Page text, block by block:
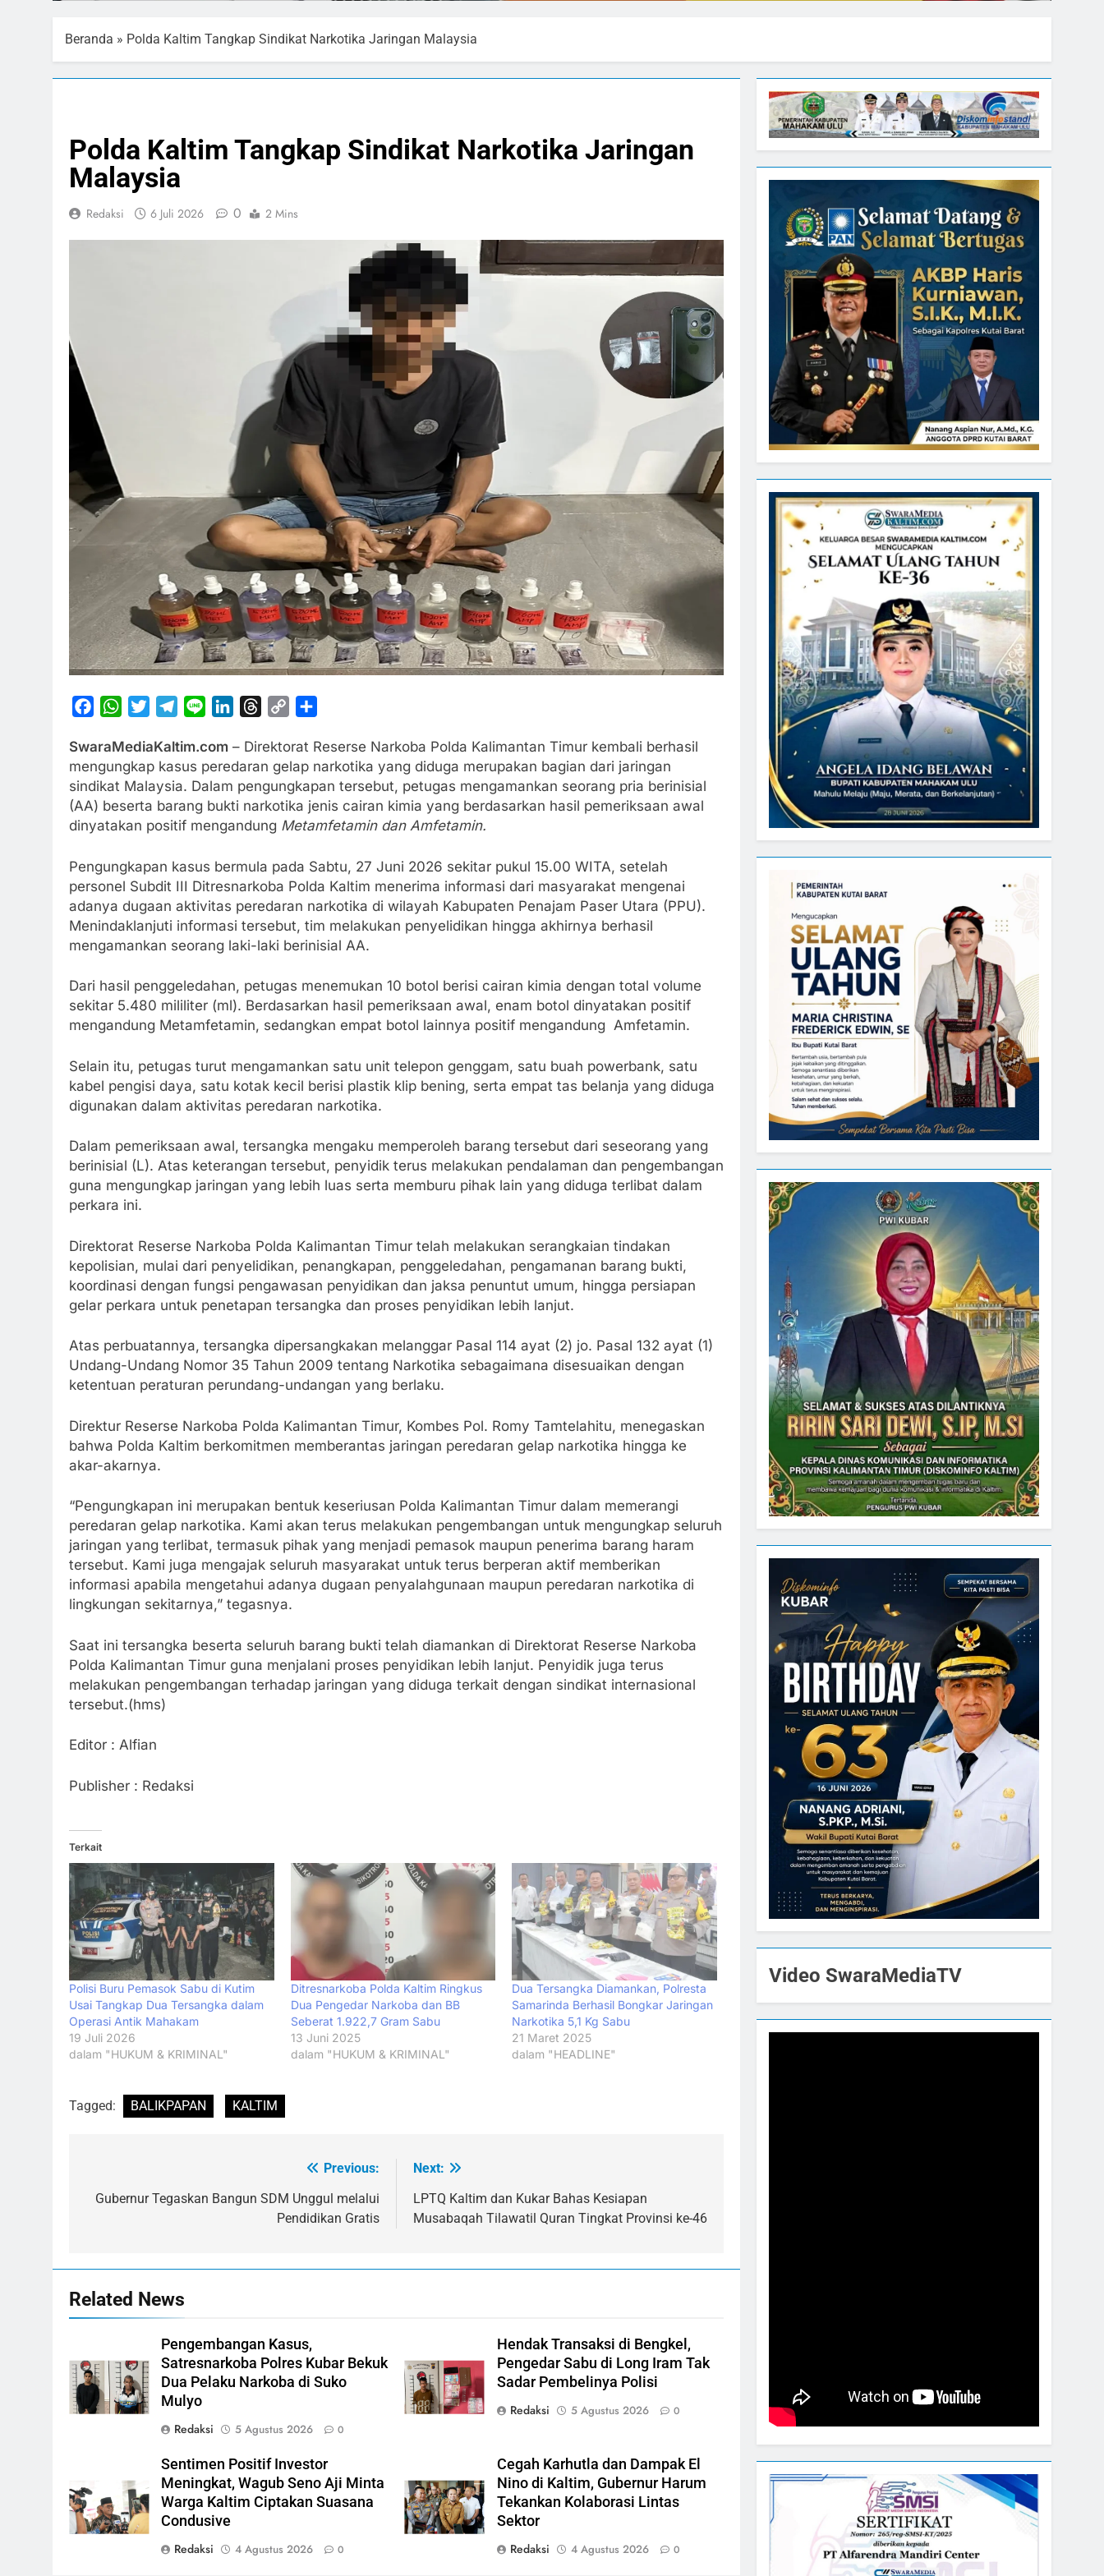
Beranda » Polda Kaltim Tangkap Sindikat Narkotika Jaringan Malaysia
Polda Kaltim Tangkap Sindikat Narkotika Jaringan
Malaysia
Redaksi 6 Juli 2026 0 2 Mins
FacebookWhatsApp
TwitterTelegram
Line LinkedInThreads
Copy
SwaraMediaKaltim.com – Direktorat Reserse Narkoba Polda Kalimantan Timur kembali berhasil
mengungkap kasus peredaran gelap narkotika yang diduga merupakan bagian dari jaringan
sindikat Malaysia. Dalam pengungkapan tersebut, petugas mengamankan seorang pria berinisial
(AA) beserta barang bukti narkotika jenis cairan kimia yang berdasarkan hasil pemeriksaan awal
dinyatakan positif mengandung Metamfetamin dan Amfetamin.
Pengungkapan kasus bermula pada Sabtu, 27 Juni 2026 sekitar pukul 15.00 WITA, setelah
personel Subdit III Ditresnarkoba Polda Kaltim menerima informasi dari masyarakat mengenai
adanya dugaan aktivitas peredaran narkotika di wilayah Kabupaten Penajam Paser Utara (PPU).
Menindaklanjuti informasi tersebut, tim melakukan penyelidikan hingga akhirnya berhasil
mengamankan seorang laki-laki berinisial AA.
Dari hasil penggeledahan, petugas menemukan 10 botol berisi cairan kimia dengan total volume
sekitar 5.480 mililiter (ml). Berdasarkan hasil pemeriksaan awal, enam botol dinyatakan positif
mengandung Metamfetamin, sedangkan empat botol lainnya positif mengandung Amfetamin.
Selain itu, petugas turut mengamankan satu unit telepon genggam, satu buah powerbank, satu
kabel pengisi daya, satu kotak kecil berisi plastik klip bening, serta empat tas belanja yang diduga
digunakan dalam aktivitas peredaran narkotika.
Dalam pemeriksaan awal, tersangka mengaku memperoleh barang tersebut dari seseorang yang
berinisial (L). Atas keterangan tersebut, penyidik terus melakukan pendalaman dan pengembangan
guna mengungkap jaringan yang lebih luas serta memburu pihak lain yang diduga terlibat dalam
perkara ini.
Direktorat Reserse Narkoba Polda Kalimantan Timur telah melakukan serangkaian tindakan
kepolisian, mulai dari penyelidikan, penangkapan, penggeledahan, pengamanan barang bukti,
koordinasi dengan fungsi pengawasan penyidikan dan jaksa penuntut umum, hingga persiapan
gelar perkara untuk penetapan tersangka dan proses penyidikan lebih lanjut.
Atas perbuatannya, tersangka dipersangkakan melanggar Pasal 114 ayat (2) jo. Pasal 132 ayat (1)
Undang-Undang Nomor 35 Tahun 2009 tentang Narkotika sebagaimana disesuaikan dengan
ketentuan peraturan perundang-undangan yang berlaku.
Direktur Reserse Narkoba Polda Kalimantan Timur, Kombes Pol. Romy Tamtelahitu, menegaskan
bahwa Polda Kaltim berkomitmen memberantas jaringan peredaran gelap narkotika hingga ke
akar-akarnya.
“Pengungkapan ini merupakan bentuk keseriusan Polda Kalimantan Timur dalam memerangi
peredaran gelap narkotika. Kami akan terus melakukan pengembangan untuk mengungkap seluruh
jaringan yang terlibat, termasuk pihak yang menjadi pemasok maupun penerima barang haram
tersebut. Kami juga mengajak seluruh masyarakat untuk terus berperan aktif memberikan
informasi apabila mengetahui adanya dugaan penyalahgunaan maupun peredaran narkotika di
lingkungan sekitarnya,” tegasnya.
Saat ini tersangka beserta seluruh barang bukti telah diamankan di Direktorat Reserse Narkoba
Polda Kalimantan Timur guna menjalani proses penyidikan lebih lanjut. Penyidik juga terus
melakukan pengembangan terhadap jaringan yang diduga terkait dengan sindikat internasional
tersebut.(hms)
Editor : Alfian
Publisher : Redaksi
Terkait
Polisi Buru Pemasok Sabu di Kutim
Usai Tangkap Dua Tersangka dalam
Operasi Antik Mahakam
19 Juli 2026
dalam "HUKUM & KRIMINAL"
Ditresnarkoba Polda Kaltim Ringkus
Dua Pengedar Narkoba dan BB
Seberat 1.922,7 Gram Sabu
13 Juni 2025
dalam "HUKUM & KRIMINAL"
Dua Tersangka Diamankan, Polresta
Samarinda Berhasil Bongkar Jaringan
Narkotika 5,1 Kg Sabu
21 Maret 2025
dalam "HEADLINE"
Tagged: BALIKPAPAN KALTIM
pos
Previous:
Gubernur Tegaskan Bangun SDM Unggul melalui
Pendidikan Gratis
Next:
LPTQ Kaltim dan Kukar Bahas Kesiapan
Musabaqah Tilawatil Quran Tingkat Provinsi ke-46
Related News
Pengembangan Kasus,
Satresnarkoba Polres Kubar Bekuk
Dua Pelaku Narkoba di Suko
Mulyo
Redaksi
5 Agustus 2026 0
Hendak Transaksi di Bengkel,
Pengedar Sabu di Long Iram Tak
Sadar Pembelinya Polisi
Redaksi
5 Agustus 2026 0
Sentimen Positif Investor
Meningkat, Wagub Seno Aji Minta
Warga Kaltim Ciptakan Suasana
Condusive
Redaksi
4 Agustus 2026 0
Cegah Karhutla dan Dampak El
Nino di Kaltim, Gubernur Harum
Tekankan Kolaborasi Lintas
Sektor
Redaksi
4 Agustus 2026 0
Video SwaraMediaTV